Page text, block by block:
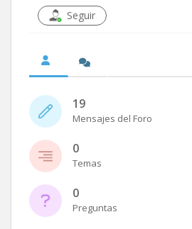
Seguir
19
Mensajes del Foro
0
Temas
0
Preguntas